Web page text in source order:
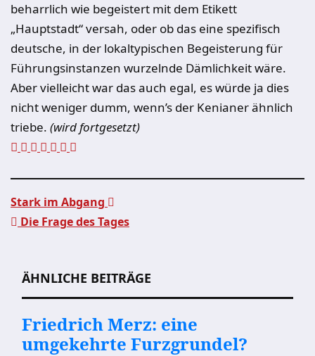
beharrlich wie begeistert mit dem Etikett
„Hauptstadt“ versah, oder ob das eine spezifisch
deutsche, in der lokaltypischen Begeisterung für
Führungsinstanzen wur­zelnde Dämlichkeit wäre.
Aber vielleicht war das auch egal, es würde ja dies
nicht weniger dumm, wenn’s der Kenianer ähnlich
triebe. (wird fortgesetzt)
Stark im Abgang
Die Frage des Tages
ÄHNLICHE BEITRÄGE
Friedrich Merz: eine
umgekehrte Furzgrundel?